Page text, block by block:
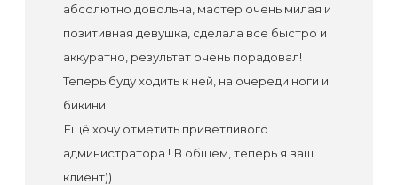
абсолютно довольна, мастер очень милая и
позитивная девушка, сделала все быстро и
аккуратно, результат очень порадовал!
Теперь буду ходить к ней, на очереди ноги и
бикини.
Ещё хочу отметить приветливого
администратора ! В общем, теперь я ваш
клиент))